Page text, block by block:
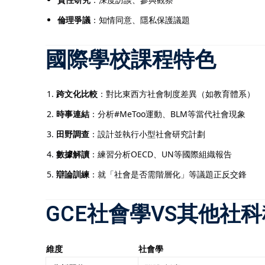
倫理爭議 ：知情同意、隱私保護議題
國際學校課程特色
跨文化比較 ：對比東西方社會制度差異（如教育體系）
時事連結 ：分析#MeToo運動、BLM等當代社會現象
田野調查 ：設計並執行小型社會研究計劃
數據解讀 ：練習分析OECD、UN等國際組織報告
辯論訓練：就「社會是否需階層化」等議題正反交鋒
GCE社會學VS其他社
維度 社會學